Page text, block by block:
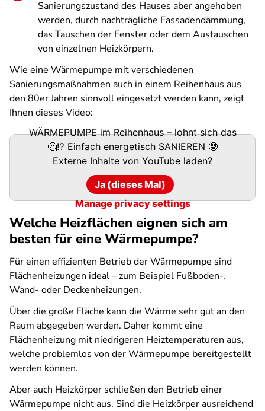
Sanierungszustand des Hauses aber angehoben
werden, durch nachträgliche Fassadendämmung,
das Tauschen der Fenster oder dem Austauschen
von einzelnen Heizkörpern.
Wie eine Wärmepumpe mit verschiedenen
Sanierungsmaßnahmen auch in einem Reihenhaus aus
den 80er Jahren sinnvoll eingesetzt werden kann, zeigt
Ihnen dieses Video:
WÄRMEPUMPE im Reihenhaus – lohnt sich das
🤔⁉️ Einfach energetisch SANIEREN 🤓
Externe Inhalte von YouTube laden?
Ja (dieses Mal)
Manage privacy settings
Welche Heizflächen eignen sich am
besten für eine Wärmepumpe?
Für einen effizienten Betrieb der Wärmepumpe sind
Flächenheizungen ideal – zum Beispiel Fußboden-,
Wand- oder Deckenheizungen.
Über die große Fläche kann die Wärme sehr gut an den
Raum abgegeben werden. Daher kommt eine
Flächenheizung mit niedrigeren Heiztemperaturen aus,
welche problemlos von der Wärmepumpe bereitgestellt
werden können.
Aber auch Heizkörper schließen den Betrieb einer
Wärmepumpe nicht aus. Sind die Heizkörper ausreichend